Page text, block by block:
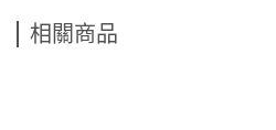
相關商品